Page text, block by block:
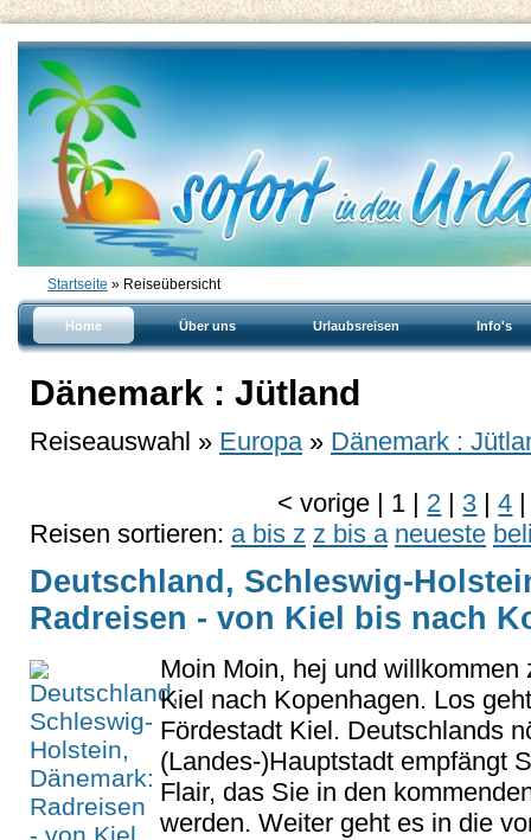
Startseite » Reiseübersicht
Home Über uns Urlaubsreisen Info's
Dänemark : Jütland
Reiseauswahl » Europa » Dänemark :
<vorige | 1 | 2 | 3 | 4 |
Reisen sortieren: a bis z z bis a neueste
Deutschland, Schleswig-
Radreisen - von Kiel bis nach
Moin Moin, hej und willkommen
Kiel nach Kopenhagen. Los
Fördestadt Kiel. Deutschlands
(Landes-)Hauptstadt empfängt
Flair, das Sie in den
werden. Weiter geht es in die